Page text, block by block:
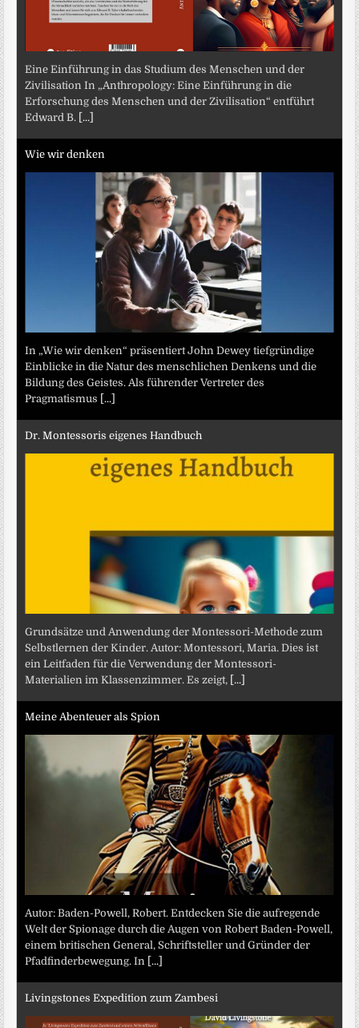
Eine Einführung in das Studium des Menschen und der
Zivilisation In „Anthropology: Eine Einführung in die
Erforschung des Menschen und der Zivilisation“ entführt
Edward B. [...]
Wie wir denken
In „Wie wir denken“ präsentiert John Dewey tiefgründige
Einblicke in die Natur des menschlichen Denkens und die
Bildung des Geistes. Als führender Vertreter des
Pragmatismus [...]
Dr. Montessoris eigenes Handbuch
Grundsätze und Anwendung der Montessori-Methode zum
Selbstlernen der Kinder. Autor: Montessori, Maria. Dies ist
ein Leitfaden für die Verwendung der Montessori-
Materialien im Klassenzimmer. Es zeigt, [...]
Meine Abenteuer als Spion
Autor: Baden-Powell, Robert. Entdecken Sie die aufregende
Welt der Spionage durch die Augen von Robert Baden-Powell,
einem britischen General, Schriftsteller und Gründer der
Pfadfinderbewegung. In [...]
Livingstones Expedition zum Zambesi